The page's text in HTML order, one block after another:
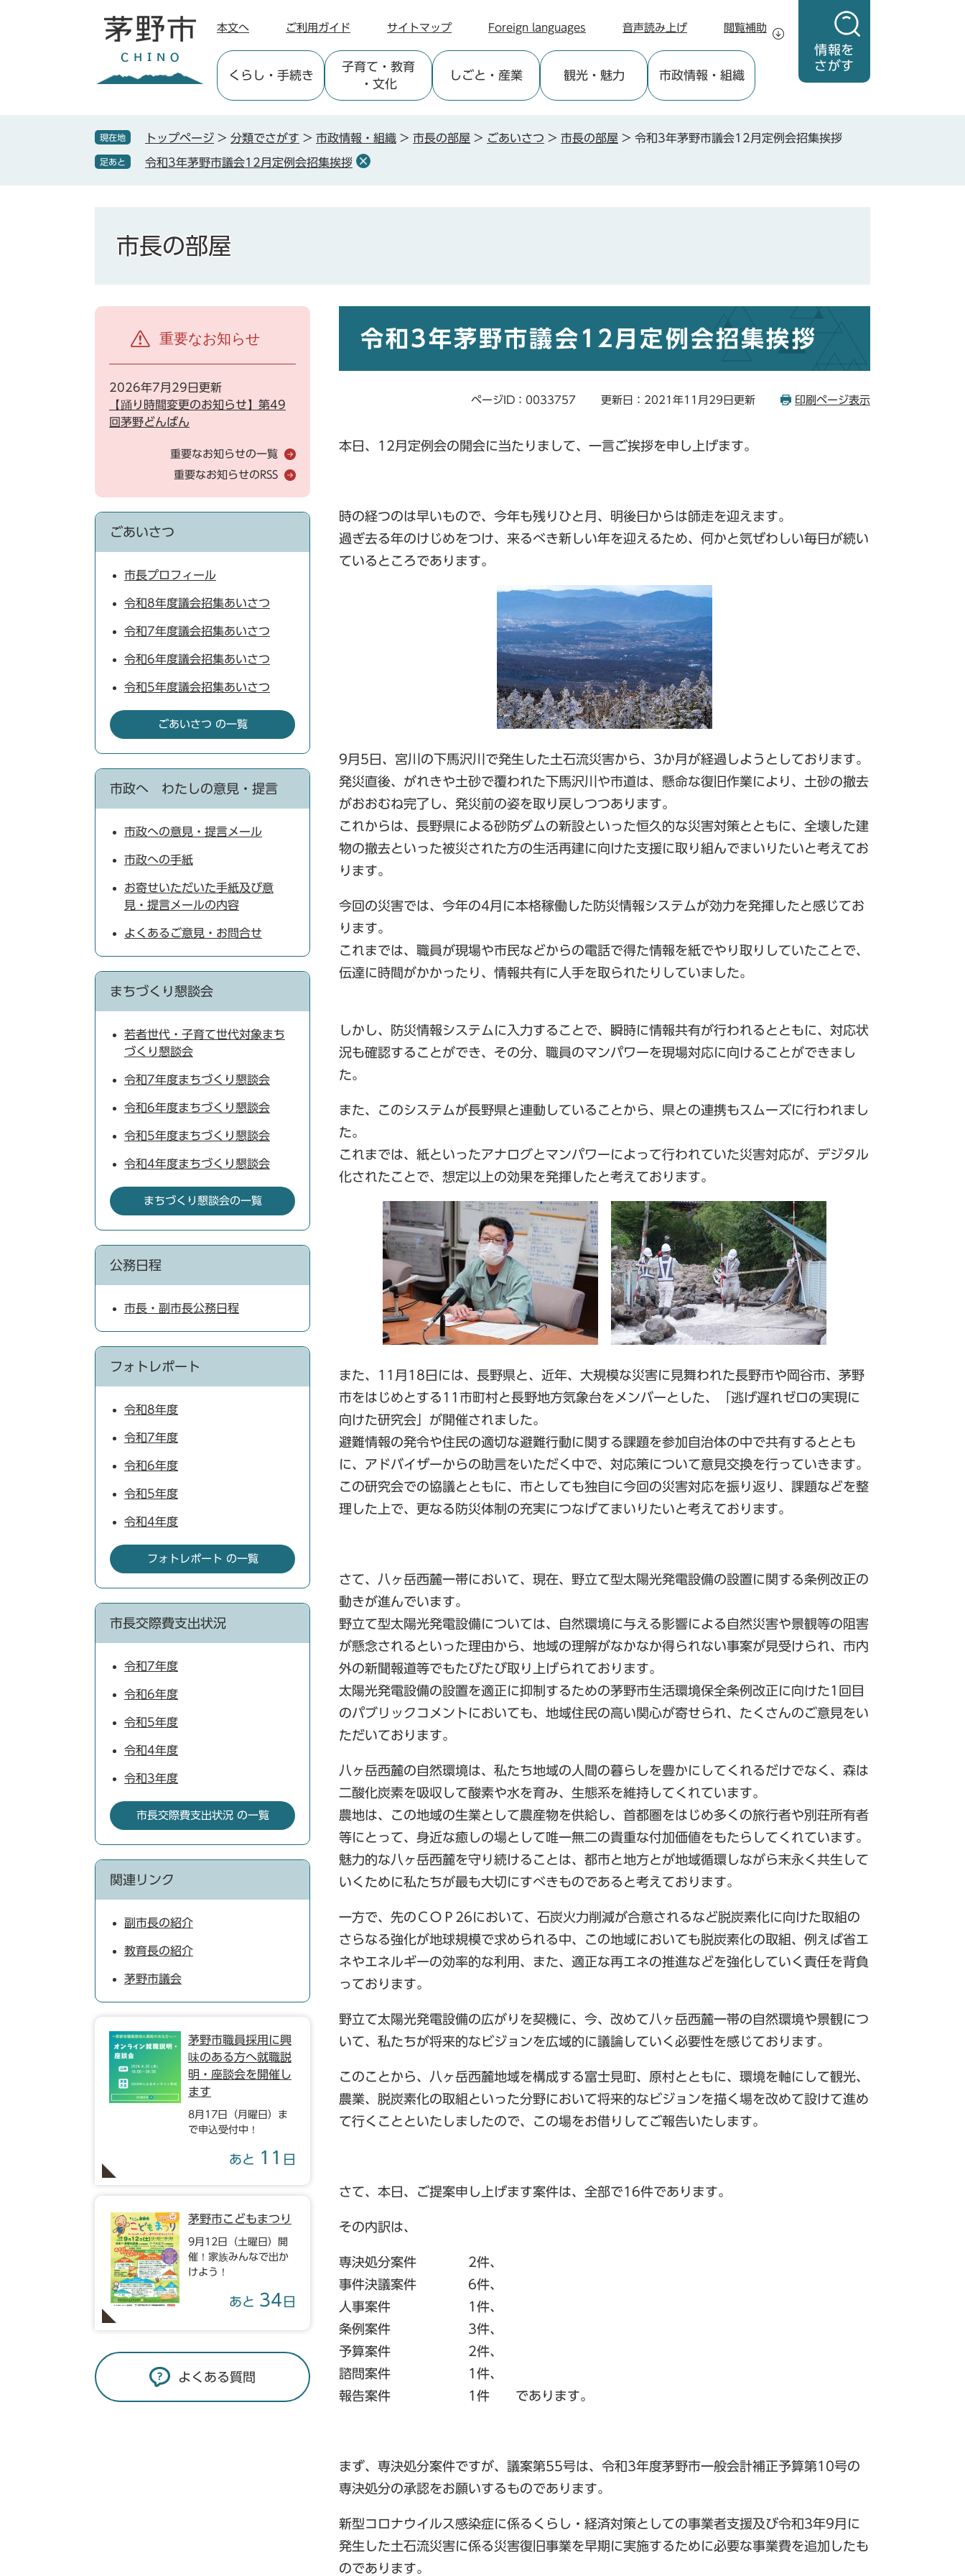
情報を
さがす
本文へ ご利用ガイド サイトマップ Foreign languages 音声読み上げ 閲覧補助
くらし ・手続き
子育て ・教育
・文化
しごと ・産業 観光・魅力 市政情報 ・組織
現在地 トップページ > 分類でさがす > 市政情報・組織 > 市長の部屋 > ごあいさつ > 市長の部屋 > 令和3年茅野市議会12月定例会招集挨拶
足あと 令和3年茅野市議会12月定例会招集挨拶
市長の部屋
令和3年茅野市議会12月定例会招集挨拶
ページID：0033757 更新日：2021年11月29日更新 印刷ページ表示
本日、12月定例会の開会に当たりまして、一言ご挨拶を申し上げます。
時の経つのは早いもので、今年も残りひと月、明後日からは師走を迎えます。
過ぎ去る年のけじめをつけ、来るべき新しい年を迎えるため、何かと気ぜわしい毎日が続い
ているところであります。
9月5日、宮川の下馬沢川で発生した土石流災害から、3か月が経過しようとしております。
発災直後、がれきや土砂で覆われた下馬沢川や市道は、懸命な復旧作業により、土砂の撤去
がおおむね完了し、発災前の姿を取り戻しつつあります。
これからは、長野県による砂防ダムの新設といった恒久的な災害対策とともに、全壊した建
物の撤去といった被災された方の生活再建に向けた支援に取り組んでまいりたいと考えてお
ります。
今回の災害では、今年の4月に本格稼働した防災情報システムが効力を発揮したと感じてお
ります。
これまでは、職員が現場や市民などからの電話で得た情報を紙でやり取りしていたことで、
伝達に時間がかかったり、情報共有に人手を取られたりしていました。
しかし、防災情報システムに入力することで、瞬時に情報共有が行われるとともに、対応状
況も確認することができ、その分、職員のマンパワーを現場対応に向けることができまし
た。
また、このシステムが長野県と連動していることから、県との連携もスムーズに行われまし
た。
これまでは、紙といったアナログとマンパワーによって行われていた災害対応が、デジタル
化されたことで、想定以上の効果を発揮したと考えております。
また、11月18日には、長野県と、近年、大規模な災害に見舞われた長野市や岡谷市、茅野
市をはじめとする11市町村と長野地方気象台をメンバーとした、「逃げ遅れゼロの実現に
向けた研究会」が開催されました。
避難情報の発令や住民の適切な避難行動に関する課題を参加自治体の中で共有するととも
に、アドバイザーからの助言をいただく中で、対応策について意見交換を行っていきます。
この研究会での協議とともに、市としても独自に今回の災害対応を振り返り、課題などを整
理した上で、更なる防災体制の充実につなげてまいりたいと考えております。
さて、八ヶ岳西麓一帯において、現在、野立て型太陽光発電設備の設置に関する条例改正の
動きが進んでいます。
野立て型太陽光発電設備については、自然環境に与える影響による自然災害や景観等の阻害
が懸念されるといった理由から、地域の理解がなかなか得られない事案が見受けられ、市内
外の新聞報道等でもたびたび取り上げられております。
太陽光発電設備の設置を適正に抑制するための茅野市生活環境保全条例改正に向けた1回目
のパブリックコメントにおいても、地域住民の高い関心が寄せられ、たくさんのご意見をい
ただいております。
八ヶ岳西麓の自然環境は、私たち地域の人間の暮らしを豊かにしてくれるだけでなく、森は
二酸化炭素を吸収して酸素や水を育み、生態系を維持してくれています。
農地は、この地域の生業として農産物を供給し、首都圏をはじめ多くの旅行者や別荘所有者
等にとって、身近な癒しの場として唯一無二の貴重な付加価値をもたらしてくれています。
魅力的な八ヶ岳西麓を守り続けることは、都市と地方とが地域循環しながら末永く共生して
いくために私たちが最も大切にすべきものであると考えております。
一方で、先のＣＯＰ26において、石炭火力削減が合意されるなど脱炭素化に向けた取組の
さらなる強化が地球規模で求められる中、この地域においても脱炭素化の取組、例えば省エ
ネやエネルギーの効率的な利用、また、適正な再エネの推進などを強化していく責任を背負
っております。
野立て太陽光発電設備の広がりを契機に、今、改めて八ヶ岳西麓一帯の自然環境や景観につ
いて、私たちが将来的なビジョンを広域的に議論していく必要性を感じております。
このことから、八ヶ岳西麓地域を構成する富士見町、原村とともに、環境を軸にして観光、
農業、脱炭素化の取組といった分野において将来的なビジョンを描く場を改めて設けて進め
て行くことといたしましたので、この場をお借りしてご報告いたします。
さて、本日、ご提案申し上げます案件は、全部で16件であります。
その内訳は、
専決処分案件 2件、
事件決議案件 6件、
人事案件 1件、
条例案件 3件、
予算案件 2件、
諮問案件 1件、
報告案件 1件 であります。
まず、専決処分案件ですが、議案第55号は、令和3年度茅野市一般会計補正予算第10号の
専決処分の承認をお願いするものであります。
新型コロナウイルス感染症に係るくらし・経済対策としての事業者支援及び令和3年9月に
発生した土石流災害に係る災害復旧事業を早期に実施するために必要な事業費を追加したも
のであります。
重要なお知らせ
2026年7月29日更新
【踊り時間変更のお知らせ】第49
回茅野どんばん
重要なお知らせの一覧
重要なお知らせのRSS
ごあいさつ
市長プロフィール
令和8年度議会招集あいさつ
令和7年度議会招集あいさつ
令和6年度議会招集あいさつ
令和5年度議会招集あいさつ
ごあいさつ の一覧
市政へ わたしの意見・提言
市政への意見・提言メール
市政への手紙
お寄せいただいた手紙及び意
見・提言メールの内容
よくあるご意見・お問合せ
まちづくり懇談会
若者世代・子育て世代対象まち
づくり懇談会
令和7年度まちづくり懇談会
令和6年度まちづくり懇談会
令和5年度まちづくり懇談会
令和4年度まちづくり懇談会
まちづくり懇談会の一覧
公務日程
市長・副市長公務日程
フォトレポート
令和8年度
令和7年度
令和6年度
令和5年度
令和4年度
フォトレポート の一覧
市長交際費支出状況
令和7年度
令和6年度
令和5年度
令和4年度
令和3年度
市長交際費支出状況 の一覧
関連リンク
副市長の紹介
教育長の紹介
茅野市議会
茅野市職員採用に興
味のある方へ就職説
明・座談会を開催し
ます
8月17日（月曜日）ま
で申込受付中！
あと 11 日
茅野市こどもまつり
9月12日（土曜日）開
催！家族みんなで出か
けよう！
あと 34 日
よくある質問